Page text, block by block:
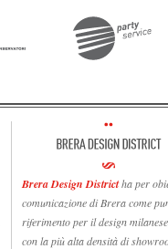
Brera Design Districtha per
comunicazione di Brera come
riferimento per il design
con la più alta densità di